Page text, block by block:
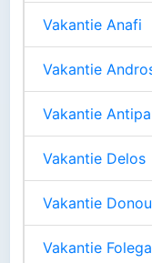
Vakantie Anafi
Vakantie
Vakantie
Vakantie Delos
Vakantie
Vakantie